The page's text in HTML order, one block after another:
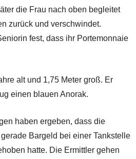
die Frau nach oben begleitet
zurück und verschwindet.
fest, dass ihr Portemonnaie
alt und 1,75 Meter groß. Er
einen blauen Anorak.
haben ergeben, dass die
Bargeld bei einer Tankstelle
hatte. Die Ermittler gehen